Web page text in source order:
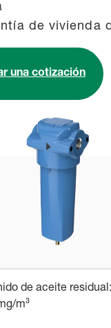
de vivienda
una cotización
de aceite residual:
m³